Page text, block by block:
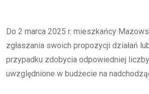
Do 2 marca 2025 r. mieszkańcy
zgłaszania swoich propozycji działań
przypadku zdobycia odpowiedniej
uwzględnione w budżecie na